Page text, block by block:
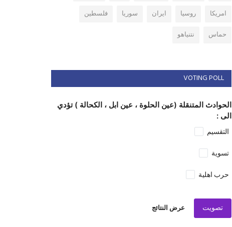
امريكا
روسيا ايران سوريا
فلسطين
حماس
نتنياهو
VOTING POLL
الحوادث المتنقلة (عين الحلوة ، عين ابل ، الكحالة ) تؤدي
الى :
التقسيم
تسوية
حرب اهلية
تصويت عرض النتائج